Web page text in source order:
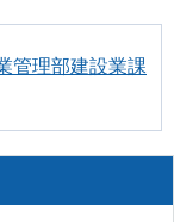
管理部建設業課